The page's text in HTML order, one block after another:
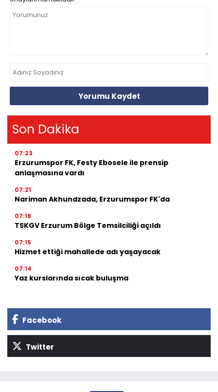
Yorumu Kaydet
Son Dakika
07:23
Erzurumspor FK, Festy Ebosele ile prensip
anlaşmasına vardı
07:21
Nariman Akhundzada, Erzurumspor FK'da
07:18
TSKGV Erzurum Bölge Temsilciliği açıldı
07:15
Hizmet ettiği mahallede adı yaşayacak
07:14
Yaz kurslarında sıcak buluşma
Facebook
Twitter